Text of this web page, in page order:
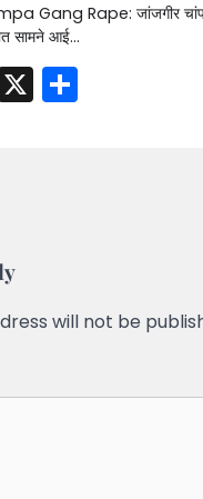
Gang Rape: जांजगीर चांपा
सामने आई…
X
will not be